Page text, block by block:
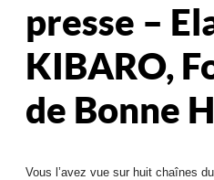
presse –
KIBARO,
de Bonne
Vous l’avez vue sur huit chaînes